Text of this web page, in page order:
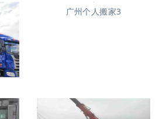
广州个人搬家3